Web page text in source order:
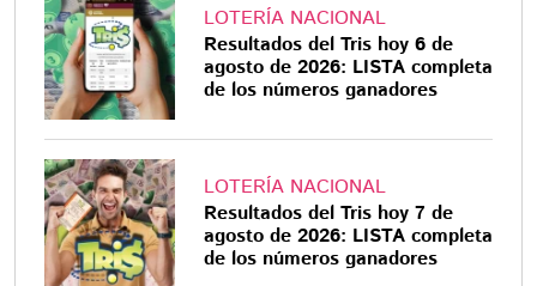
LOTERÍA NACIONAL
Resultados del Tris hoy 6 de
agosto de 2026: LISTA completa
de los números ganadores
LOTERÍA NACIONAL
Resultados del Tris hoy 7 de
agosto de 2026: LISTA completa
de los números ganadores